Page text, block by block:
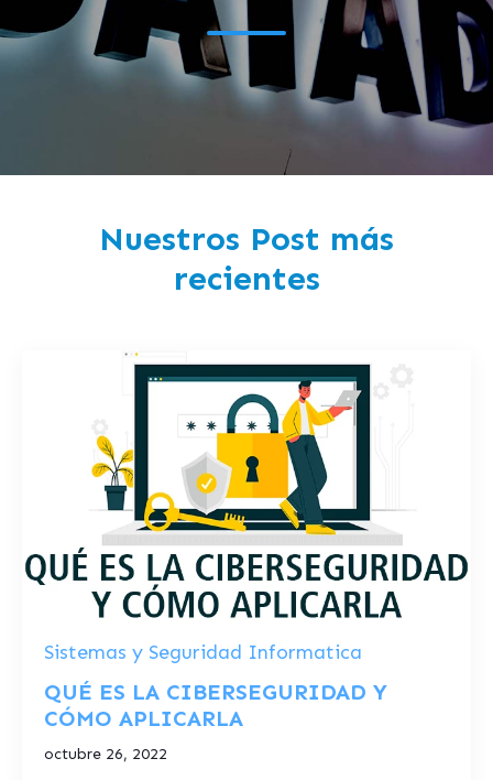
Nuestros Post más
recientes
Sistemas y Seguridad Informatica
QUÉ ES LA CIBERSEGURIDAD Y
CÓMO APLICARLA
octubre 26, 2022